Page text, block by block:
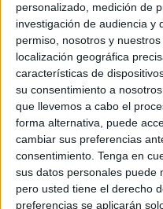
personalizado, medición de
investigación de audiencia y
permiso, nosotros y
localización geográfica
características de
su consentimiento a
que llevemos a cabo el
forma alternativa, puede
cambiar sus preferencias
consentimiento. Tenga en
sus datos personales puede
pero usted tiene el derecho
preferencias se aplicarán
Goldy Locks
cambiar los
una familia de
llega a
dólares al
continuo
revisará las
peculiares